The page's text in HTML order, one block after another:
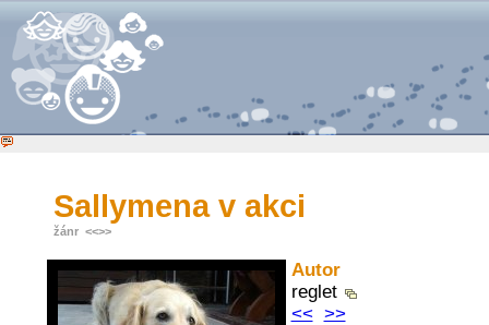
Sallymena v akci
žánr <<>>
Autor
reglet
<< >>